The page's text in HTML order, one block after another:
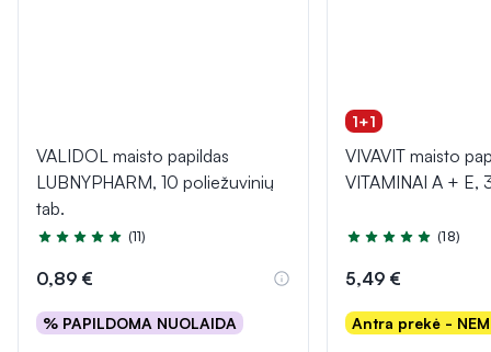
VALIDOL maisto papildas
LUBNYPHARM, 10 poliežuvinių
tab.
Įvertinimas 5.0 iš 5
(11)
0,89 €
% PAPILDOMA NUOLAIDA
1+1
VIVAVIT maisto
VITAMINAI A + E,
Įvertinimas 4.9 iš 5
(18)
5,49 €
Antra prekė -